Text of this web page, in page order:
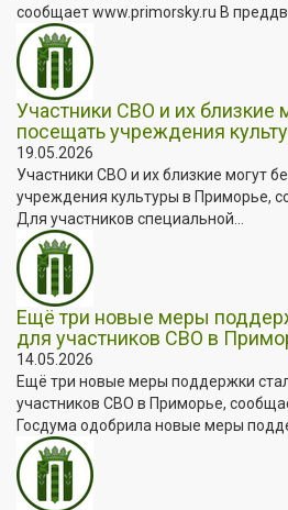
сообщает www.primorsky.ru В
Участники СВО и их близкие
посещать учреждения
19.05.2026
Участники СВО и их близкие могут
учреждения культуры в Приморье,
Для участников специальной...
Ещё три новые меры
для участников СВО в
14.05.2026
Ещё три новые меры поддержки
участников СВО в Приморье,
Госдума одобрила новые меры